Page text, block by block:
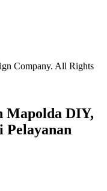
Company. All Rights
Mapolda DIY,